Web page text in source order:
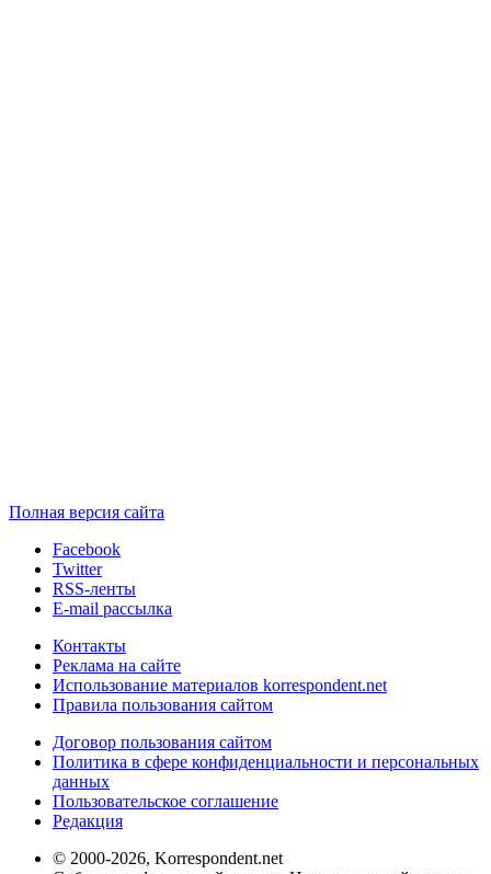
Полная версия сайта
Facebook
Twitter
RSS-ленты
E-mail рассылка
Контакты
Реклама на сайте
Использование материалов korrespondent.net
Правила пользования сайтом
Договор пользования сайтом
Политика в сфере конфиденциальности и персональных
данных
Пользовательское соглашение
Редакция
© 2000-2026, Korrespondent.net